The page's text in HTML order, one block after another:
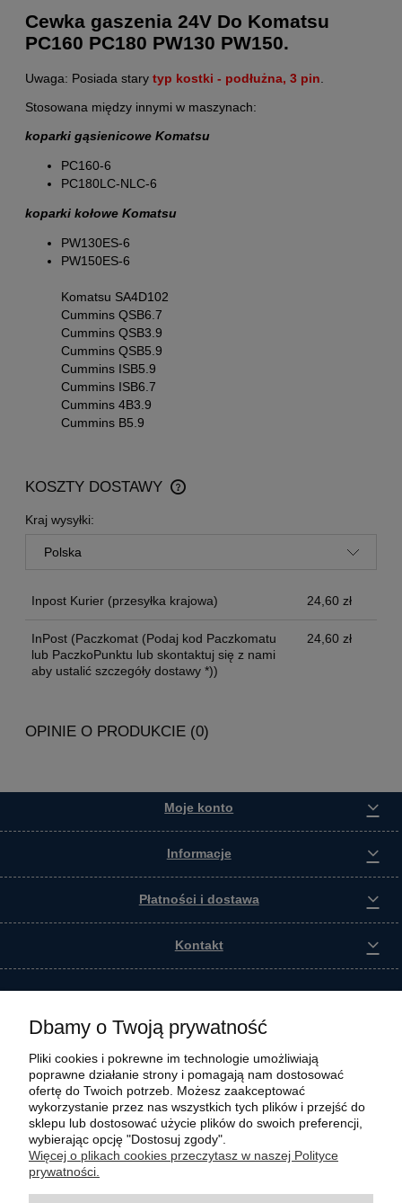
Cewka gaszenia 24V Do Komatsu
PC160 PC180 PW130 PW150.
Uwaga: Posiada stary typ kostki - podłużna, 3 pin
Stosowana między innymi w maszynach:
koparki gąsienicowe Komatsu
PC160-6
PC180LC-NLC-6
koparki kołowe Komatsu
PW130ES-6
PW150ES-6
Komatsu SA4D102
Cummins QSB6.7
Cummins QSB3.9
Cummins QSB5.9
Cummins ISB5.9
Cummins ISB6.7
Cummins 4B3.9
Cummins B5.9
KOSZTY DOSTAWY
CENA NIE ZAWIERA EWENTUALNYCH KOSZTÓW
PŁATNOŚCI
Kraj wysyłki:
Inpost Kurier (przesyłka krajowa) 24,60 zł
InPost (Paczkomat (Podaj kod Paczkomatu
lub PaczkoPunktu lub skontaktuj się z nami
aby ustalić szczegóły dostawy *))
24,60 zł
OPINIE O PRODUKCIE (0)
Moje konto
Informacje
Płatności i dostawa
Kontakt
Wszystkie materiały graficzne i zdjęciowe zamieszczone na stronie internetowej polmasz.pl
są prawnie chronione i stanowią własność intelektualną polmasz.pl. Jakiekolwiek
Dbamy o Twoją prywatność
Pliki cookies i pokrewne im technologie umożliwiają
poprawne działanie strony i pomagają nam dostosować
ofertę do Twoich potrzeb. Możesz zaakceptować
wykorzystanie przez nas wszystkich tych plików i przejść do
sklepu lub dostosować użycie plików do swoich preferencji,
wybierając opcję "Dostosuj zgody".
Więcej o plikach cookies przeczytasz w naszej Polityce
prywatności.